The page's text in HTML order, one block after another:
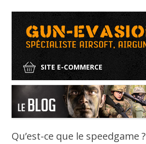
SITE E-COMMERCE
Aller
au
contenu
Qu’est-ce que le speedgame ?